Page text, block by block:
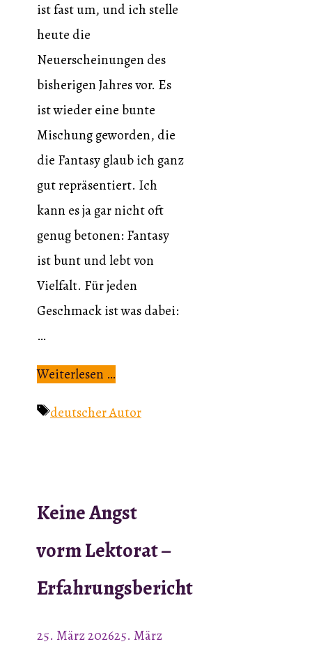
ist fast um, und ich stelle
heute die
Neuerscheinungen des
bisherigen Jahres vor. Es
ist wieder eine bunte
Mischung geworden, die
die Fantasy glaub ich ganz
gut repräsentiert. Ich
kann es ja gar nicht oft
genug betonen: Fantasy
ist bunt und lebt von
Vielfalt. Für jeden
Geschmack ist was dabei:
…
Weiterlesen …
Schlagwörter
deutscher Autor
Keine Angst
vorm Lektorat –
Erfahrungsbericht
25. März 202625. März